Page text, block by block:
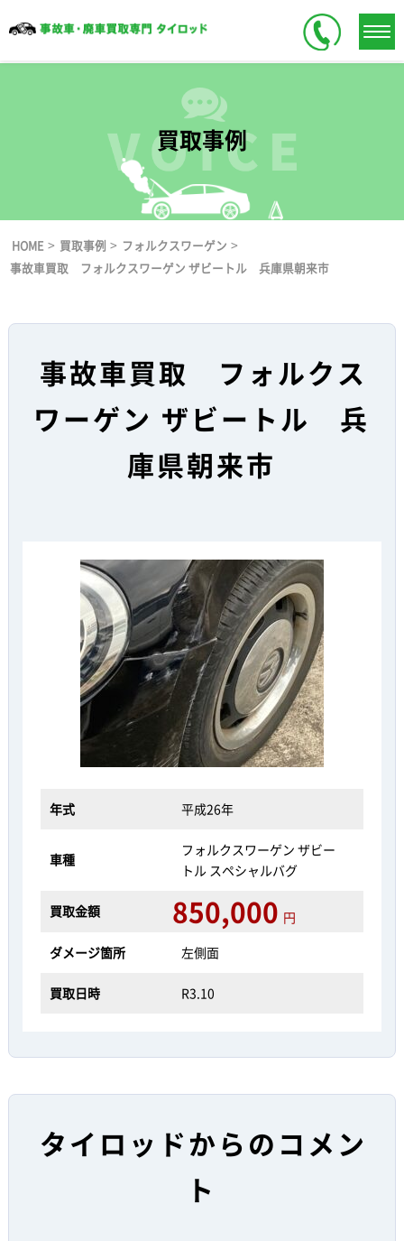
買取事例
HOME > 買取事例 > フォルクスワーゲン >
事故車買取 フォルクスワーゲン ザビートル 兵庫県朝来市
事故車買取 フォルクス
ワーゲン ザビートル 兵
庫県朝来市
年式 平成26年
車種
フォルクスワーゲン ザビー
トル スペシャルバグ
買取金額 850,000 円
ダメージ箇所
左側面
買取日時 R3.10
タイロッドからのコメン
ト